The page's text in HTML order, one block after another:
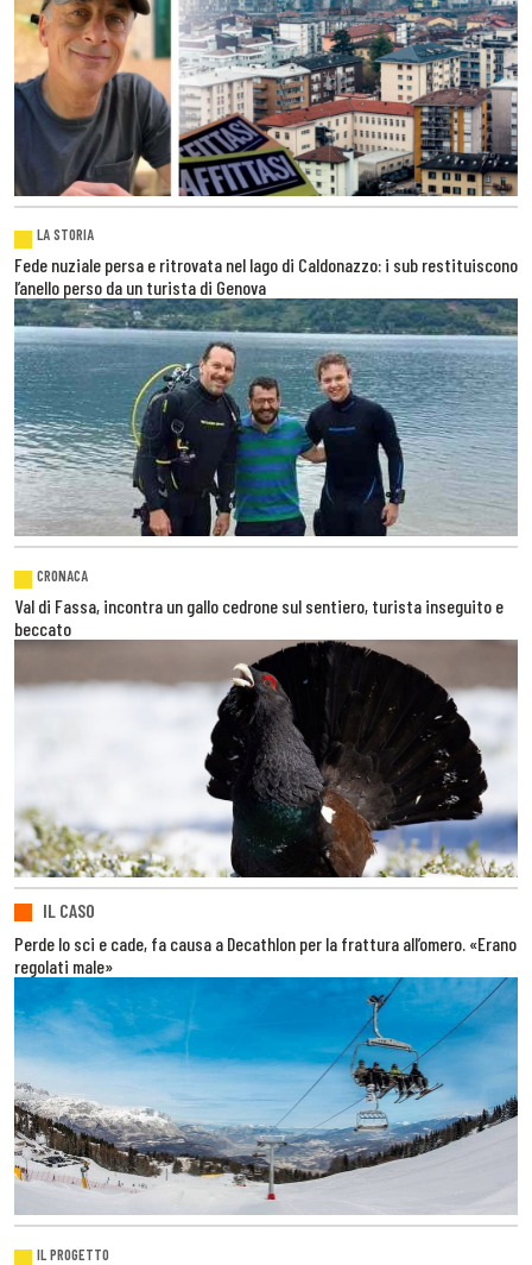
LA STORIA
Fede nuziale persa e ritrovata nel lago di Caldonazzo: i sub restituiscono
l’anello perso da un turista di Genova
CRONACA
Val di Fassa, incontra un gallo cedrone sul sentiero, turista inseguito e
beccato
IL CASO
Perde lo sci e cade, fa causa a Decathlon per la frattura all’omero. «Erano
regolati male»
IL PROGETTO